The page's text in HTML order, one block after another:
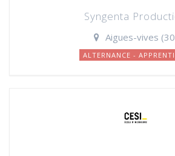
Syngenta
Aigues-vives
ALTERNANCE -